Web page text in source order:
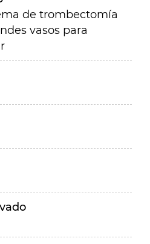
de trombectomía
vasos para